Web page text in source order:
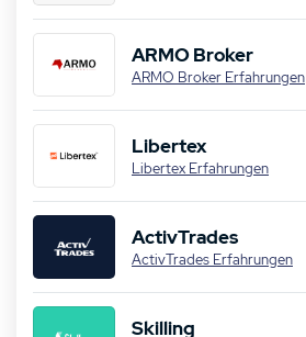
ARMO Broker
ARMO Broker Erfahrungen
Libertex
Libertex Erfahrungen
ActivTrades
ActivTrades Erfahrungen
Skilling